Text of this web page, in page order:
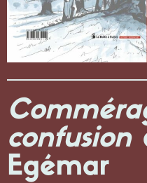
confusion
Egémar